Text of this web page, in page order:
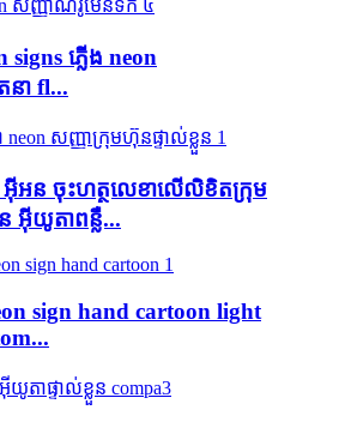
signs ភ្លើង neon
នា fl...
អ៊ីអន ចុះហត្ថលេខាលើលិខិតក្រុម
អ៊ីយូតាពន្លឺ...
sign hand cartoon light